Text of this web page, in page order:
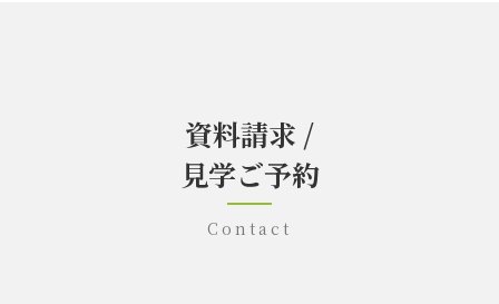
資料請求 /
見学ご予約
Contact